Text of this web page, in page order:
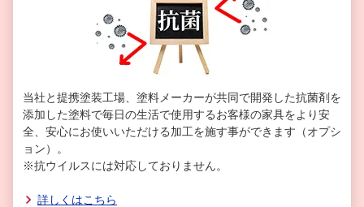
当社と提携塗装工場、塗料メーカーが共同で開発した抗菌剤を
添加した塗料で毎日の生活で使用するお客様の家具をより安
全、安心にお使いいただける加工を施す事ができます（オプシ
ョン）。
※抗ウイルスには対応しておりません。
詳しくはこちら